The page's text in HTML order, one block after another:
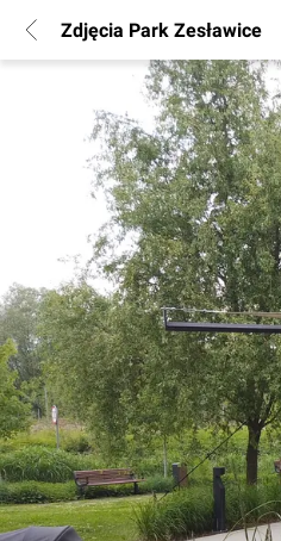
POPULARNE REGIONY
Warszawa
Poznań
Gdańsk
INFORMACJE
Regulamin
Marketing nieruchomości
Zdjęcia Park Zesławice